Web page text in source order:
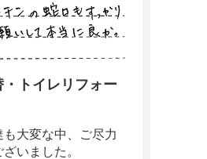
トイレリフォー
大変な中、ご尽力
いました。